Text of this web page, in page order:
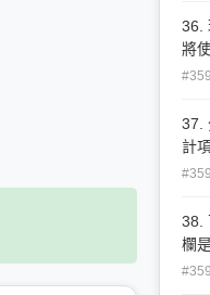
方
36.
將
正
貸
37.
計
額
38.
欄
日